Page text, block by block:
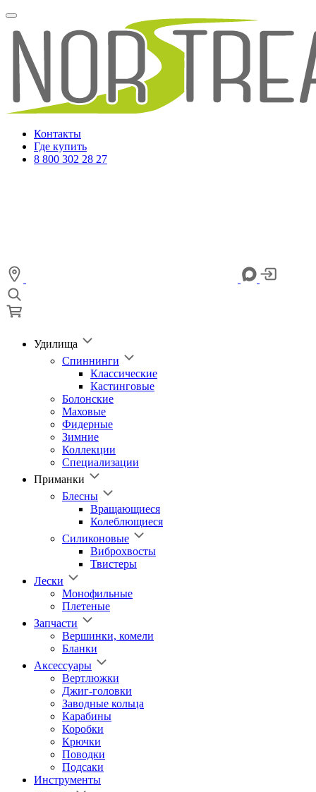
Контакты
Где купить
8 800 302 28 27
Удилища
Спиннинги
Классические
Кастинговые
Болонские
Маховые
Фидерные
Зимние
Коллекции
Специализации
Приманки
Блесны
Вращающиеся
Колеблющиеся
Силиконовые
Виброхвосты
Твистеры
Лески
Монофильные
Плетеные
Запчасти
Вершинки, комели
Бланки
Аксессуары
Вертлюжки
Джиг-головки
Заводные кольца
Карабины
Коробки
Крючки
Поводки
Подсаки
Инструменты